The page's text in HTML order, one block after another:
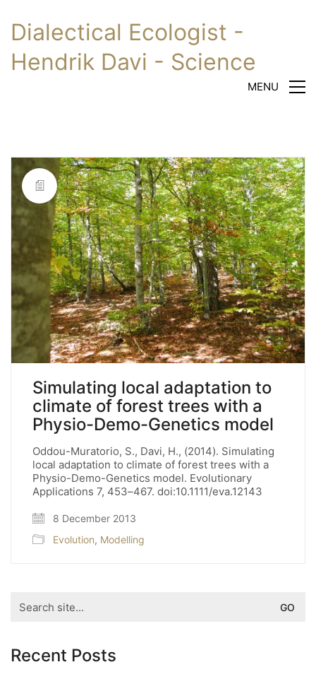
Dialectical Ecologist -
Hendrik Davi - Science
MENU
Simulating local adaptation to
climate of forest trees with a
Physio-Demo-Genetics model
Oddou-Muratorio, S., Davi, H., (2014). Simulating
local adaptation to climate of forest trees with a
Physio-Demo-Genetics model. Evolutionary
Applications 7, 453–467. doi:10.1111/eva.12143
8 December 2013
Evolution, Modelling
for:
Recent Posts